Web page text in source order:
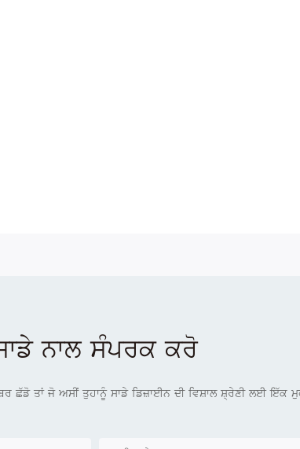
ਨਾਲ ਸੰਪਰਕ ਕਰੋ
ਤਾਂ ਜੋ ਅਸੀਂ ਤੁਹਾਨੂੰ ਸਾਡੇ ਡਿਜ਼ਾਈਨ ਦੀ ਵਿਸ਼ਾਲ ਸ਼੍ਰੇਣੀ ਲਈ ਇੱਕ